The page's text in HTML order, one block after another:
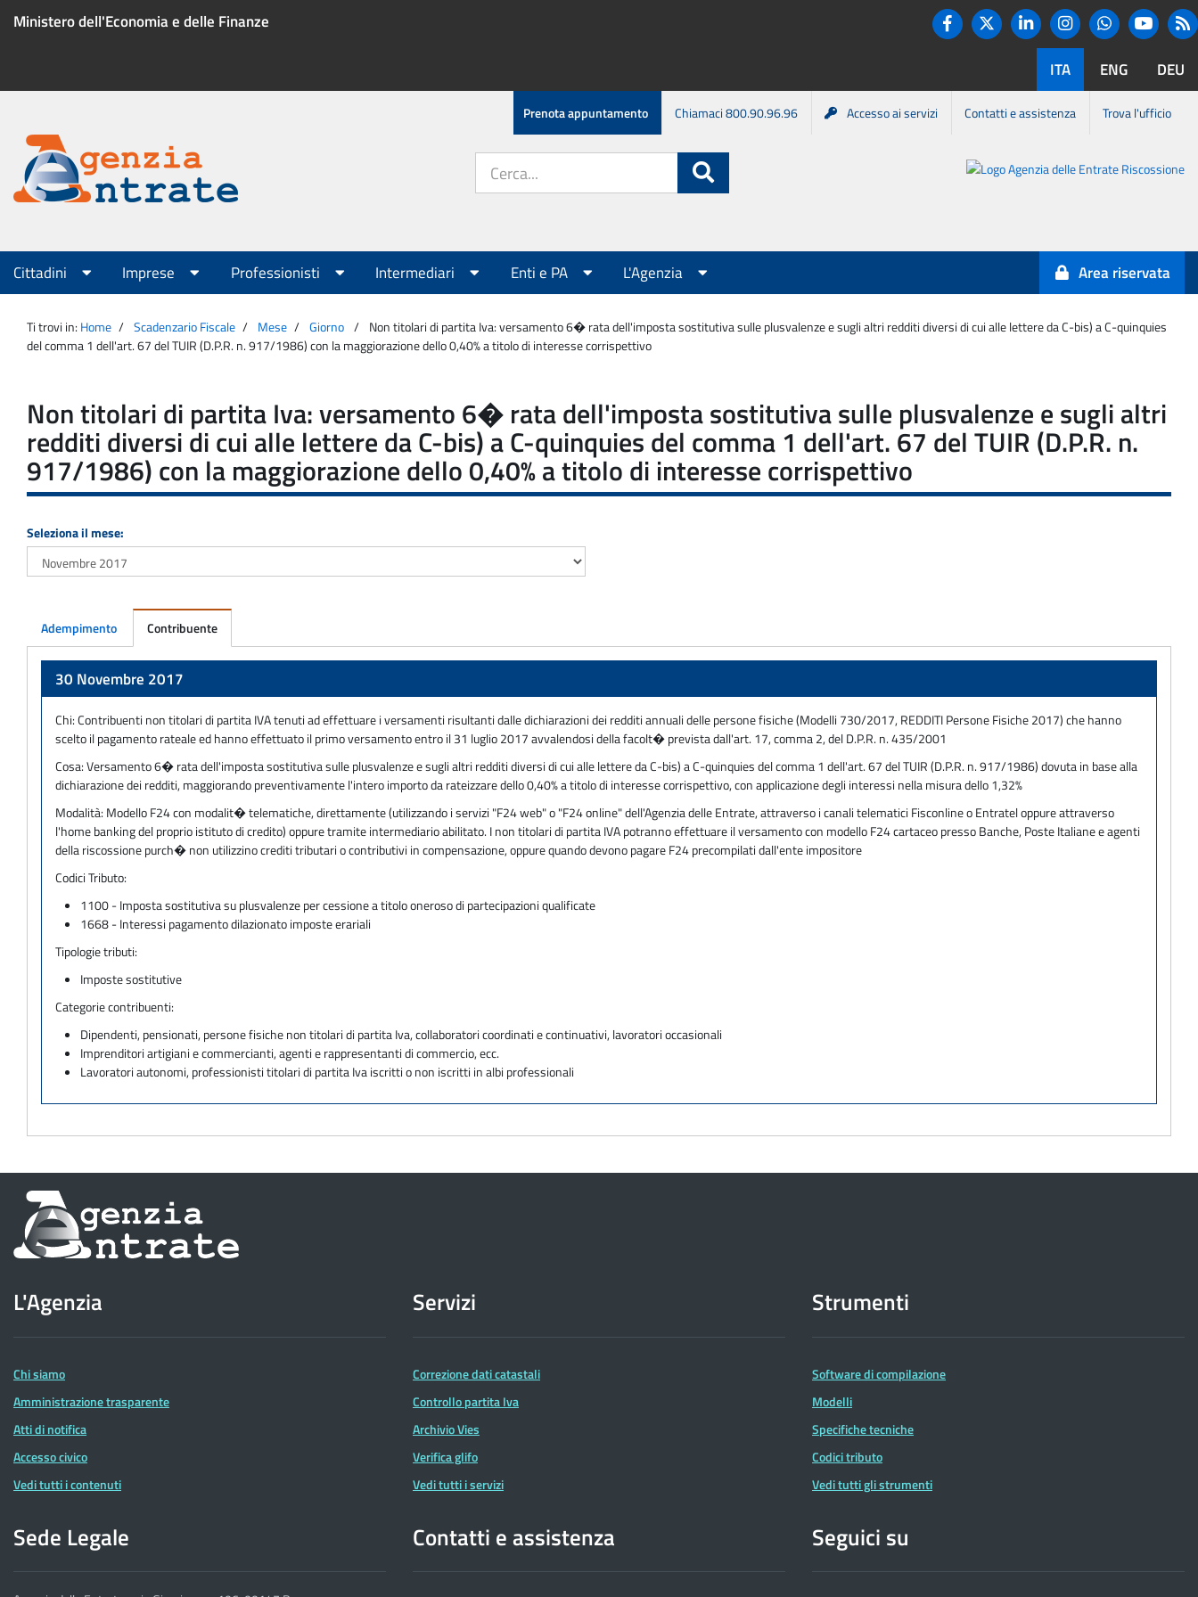
Ministero dell'Economia e delle Finanze
Twitter
LinkedinInstagram
ITA ENG DEU
Menu
servizio
Prenota appuntamento Chiamaci 800.90.96.96 Accesso ai servizi Contatti e assistenza Trova l'ufficio
Agenzia
Entrate
sito:
Agenzia
Entrate-
Riscossione
Menu
principale
Cittadini Imprese Professionisti Intermediari Enti e PA L'Agenzia Area riservata
Ti trovi in: Home Scadenzario Fiscale Mese Giorno
Non titolari di partita Iva: versamento 6� rata dell'imposta sostitutiva sulle plusvalenze e sugli altri redditi diversi di cui alle lettere da C-bis) a C-quinquies
del comma 1 dell'art. 67 del TUIR (D.P.R. n. 917/1986) con la maggiorazione dello 0,40% a titolo di interesse corrispettivo
Non titolari di partita Iva: versamento 6� rata dell'imposta sostitutiva sulle plusvalenze e sugli altri
redditi diversi di cui alle lettere da C-bis) a C-quinquies del comma 1 dell'art. 67 del TUIR (D.P.R. n.
917/1986) con la maggiorazione dello 0,40% a titolo di interesse corrispettivo
Seleziona il mese:
Adempimento Contribuente
30 Novembre 2017
Chi:Contribuenti non titolari di partita IVA tenuti ad effettuare i versamenti risultanti dalle dichiarazioni dei redditi annuali delle persone fisiche (Modelli 730/2017, REDDITI Persone Fisiche 2017) che hanno
scelto il pagamento rateale ed hanno effettuato il primo versamento entro il 31 luglio 2017 avvalendosi della facolt� prevista dall'art. 17, comma 2, del D.P.R. n. 435/2001
Cosa:Versamento 6� rata dell'imposta sostitutiva sulle plusvalenze e sugli altri redditi diversi di cui alle lettere da C-bis) a C-quinquies del comma 1 dell'art. 67 del TUIR (D.P.R. n. 917/1986) dovuta in base alla
dichiarazione dei redditi, maggiorando preventivamente l'intero importo da rateizzare dello 0,40% a titolo di interesse corrispettivo, con applicazione degli interessi nella misura dello 1,32%
Modalità: Modello F24 con modalit� telematiche, direttamente (utilizzando i servizi "F24 web" o "F24 online" dell'Agenzia delle Entrate, attraverso i canali telematici Fisconline o Entratel oppure attraverso
l'home banking del proprio istituto di credito) oppure tramite intermediario abilitato. I non titolari di partita IVA potranno effettuare il versamento con modello F24 cartaceo presso Banche, Poste Italiane e agenti
della riscossione purch� non utilizzino crediti tributari o contributivi in compensazione, oppure quando devono pagare F24 precompilati dall'ente impositore
Codici Tributo:
1100 - Imposta sostitutiva su plusvalenze per cessione a titolo oneroso di partecipazioni qualificate
1668 - Interessi pagamento dilazionato imposte erariali
Tipologie tributi:
Imposte sostitutive
Categorie contribuenti:
Dipendenti, pensionati, persone fisiche non titolari di partita Iva, collaboratori coordinati e continuativi, lavoratori occasionali
Imprenditori artigiani e commercianti, agenti e rappresentanti di commercio, ecc.
Lavoratori autonomi, professionisti titolari di partita Iva iscritti o non iscritti in albi professionali
Informazioni
sul
dell'Agenzia
delle
Entrate
L'Agenzia
Chi siamo
Amministrazione trasparente
Atti di notifica
Accesso civico
Vedi tutti i contenuti
Servizi
Correzione dati catastali
Controllo partita Iva
Archivio Vies
Verifica glifo
Vedi tutti i servizi
Strumenti
Software di compilazione
Modelli
Specifiche tecniche
Codici tributo
Vedi tutti gli strumenti
Sede Legale Contatti e assistenza Seguici su